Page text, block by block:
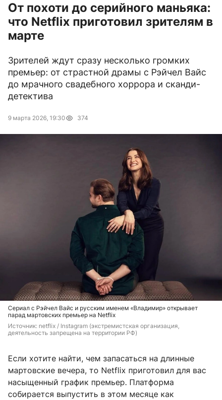
От похоти до серийного маньяка:
что Netflix приготовил зрителям в
марте
Зрителей ждут сразу несколько громких
премьер: от страстной драмы с Рэйчел Вайс
до мрачного свадебного хоррора и сканди-
детектива
9 марта 2026, 19:30 374
Сериал с Рэйчел Вайс и русским именем «Владимир» открывает
парад мартовских премьер на Netflix
Источник: netflix / Instagram (экстремистская организация,
деятельность запрещена на территории РФ)
Если хотите найти, чем запасаться на длинные
мартовские вечера, то Netflix приготовил для вас
насыщенный график премьер. Платформа
собирается выпустить в этом месяце как